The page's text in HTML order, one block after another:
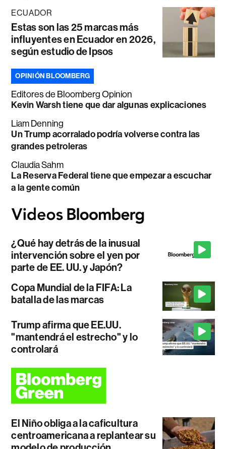
ECUADOR
Estas son las 25 marcas más
influyentes en Ecuador en 2026,
según estudio de Ipsos
OPINIÓN BLOOMBERG
Editores de Bloomberg Opinion
Kevin Warsh tiene que dar algunas explicaciones
Liam Denning
Un Trump acorralado podría volverse contra las
grandes petroleras
Claudia Sahm
La Reserva Federal tiene que empezar a escuchar
a la gente común
¿Qué hay detrás de la inusual
intervención sobre el yen por
parte de EE. UU. y Japón?
Copa Mundial de la FIFA: La
batalla de las marcas
Trump afirma que EE.UU.
"mantendrá el estrecho" y lo
controlará
El Niño obliga a la caficultura
centroamericana a replantear su